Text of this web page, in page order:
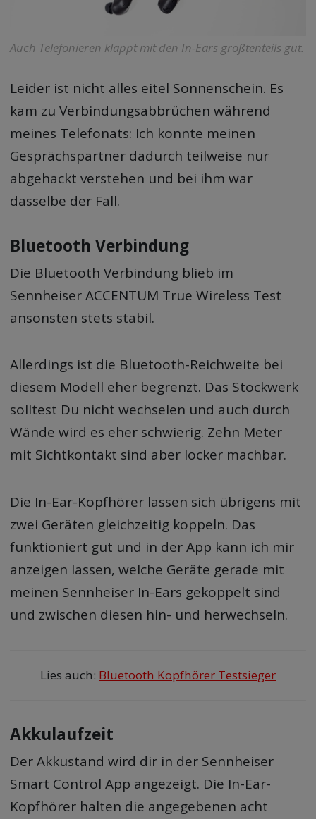
Auch Telefonieren klappt mit den In-Ears größtenteils gut.
Leider ist nicht alles eitel Sonnenschein. Es
kam zu Verbindungsabbrüchen während
meines Telefonats: Ich konnte meinen
Gesprächspartner dadurch teilweise nur
abgehackt verstehen und bei ihm war
dasselbe der Fall.
Bluetooth Verbindung
Die Bluetooth Verbindung blieb im
Sennheiser ACCENTUM True Wireless Test
ansonsten stets stabil.
Allerdings ist die Bluetooth-Reichweite bei
diesem Modell eher begrenzt. Das Stockwerk
solltest Du nicht wechselen und auch durch
Wände wird es eher schwierig. Zehn Meter
mit Sichtkontakt sind aber locker machbar.
Die In-Ear-Kopfhörer lassen sich übrigens mit
zwei Geräten gleichzeitig koppeln. Das
funktioniert gut und in der App kann ich mir
anzeigen lassen, welche Geräte gerade mit
meinen Sennheiser In-Ears gekoppelt sind
und zwischen diesen hin- und herwechseln.
Lies auch: Bluetooth Kopfhörer Testsieger
Akkulaufzeit
Der Akkustand wird dir in der Sennheiser
Smart Control App angezeigt. Die In-Ear-
Kopfhörer halten die angegebenen acht